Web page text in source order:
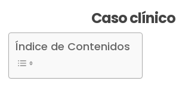
Caso clínico
Índice de Contenidos